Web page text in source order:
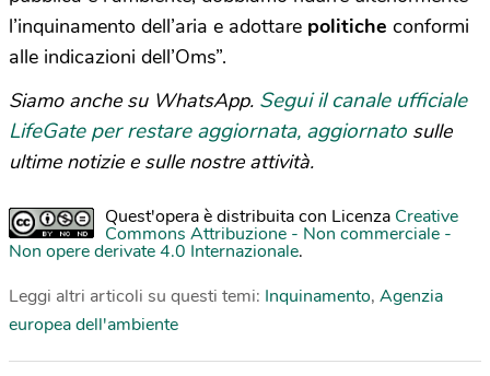
l’inquinamento dell’aria e adottare politiche conformi
alle indicazioni dell’Oms”.
Siamo anche su WhatsApp. Segui il canale ufficiale
LifeGate per restare aggiornata, aggiornato sulle
ultime notizie e sulle nostre attività.
Quest'opera è distribuita con Licenza Creative
Commons Attribuzione - Non commerciale -
Non opere derivate 4.0 Internazionale.
Leggi altri articoli su questi temi: Inquinamento, Agenzia
europea dell'ambiente